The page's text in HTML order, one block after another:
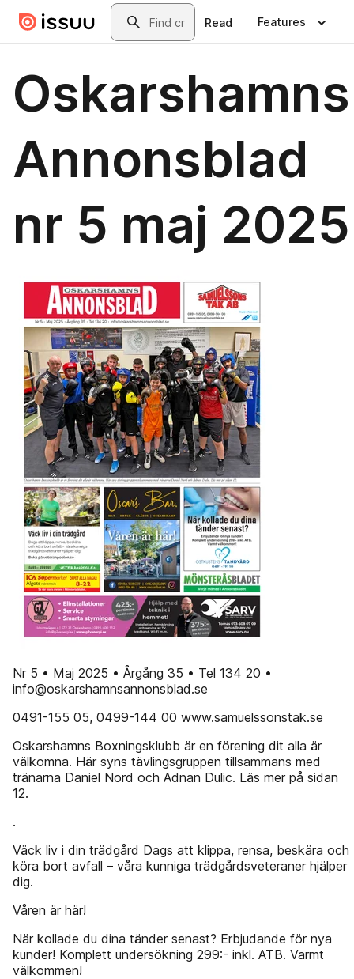
Skip to main contentSearch
Read Features
Oskarshamns
Annonsblad
nr 5 maj 2025
Nr 5 • Maj 2025 • Årgång 35 • Tel 134 20 •
info@oskarshamnsannonsblad.se
0491-155 05, 0499-144 00 www.samuelssonstak.se
Oskarshamns Boxningsklubb är en förening dit alla är
välkomna. Här syns tävlingsgruppen tillsammans med
tränarna Daniel Nord och Adnan Dulic. Läs mer på sidan
12.
.
Väck liv i din trädgård Dags att klippa, rensa, beskära och
köra bort avfall – våra kunniga trädgårdsveteraner hjälper
dig.
Våren är här!
När kollade du dina tänder senast? Erbjudande för nya
kunder! Komplett undersökning 299:- inkl. ATB. Varmt
välkommen!